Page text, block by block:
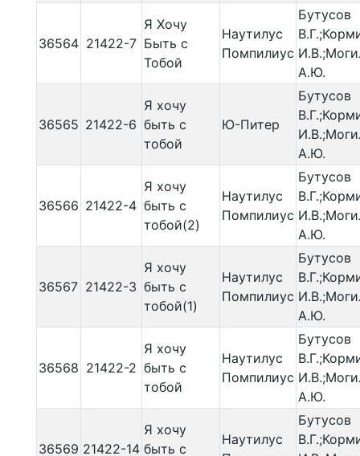
36564 21422-7
Я Хочу
Быть с
Тобой
Наутилус
Помпилиус
Бутусов
А.Ю.
36565 21422-6
Я хочу
быть с
тобой
Ю-Питер
Бутусов
А.Ю.
36566 21422-4
Я хочу
быть с
тобой(2)
Наутилус
Помпилиус
Бутусов
А.Ю.
36567 21422-3
Я хочу
быть с
тобой(1)
Наутилус
Помпилиус
Бутусов
А.Ю.
36568 21422-2
Я хочу
быть с
тобой
Наутилус
Помпилиус
Бутусов
А.Ю.
36569 21422-14
Я хочу
быть с
Наутилус
Бутусов